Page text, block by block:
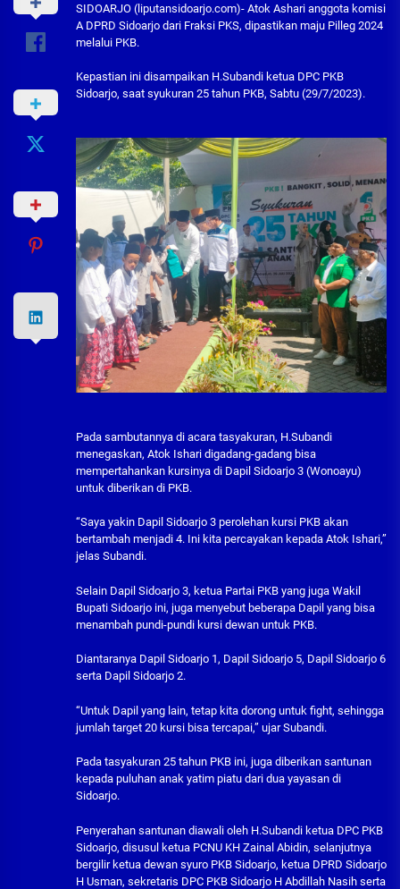
SIDOARJO (liputansidoarjo.com)- Atok Ashari anggota komisi
A DPRD Sidoarjo dari Fraksi PKS, dipastikan maju Pilleg 2024
melalui PKB.
Kepastian ini disampaikan H.Subandi ketua DPC PKB
Sidoarjo, saat syukuran 25 tahun PKB, Sabtu (29/7/2023).
Pada sambutannya di acara tasyakuran, H.Subandi
menegaskan, Atok Ishari digadang-gadang bisa
mempertahankan kursinya di Dapil Sidoarjo 3 (Wonoayu)
untuk diberikan di PKB.
“Saya yakin Dapil Sidoarjo 3 perolehan kursi PKB akan
bertambah menjadi 4. Ini kita percayakan kepada Atok Ishari,”
jelas Subandi.
Selain Dapil Sidoarjo 3, ketua Partai PKB yang juga Wakil
Bupati Sidoarjo ini, juga menyebut beberapa Dapil yang bisa
menambah pundi-pundi kursi dewan untuk PKB.
Diantaranya Dapil Sidoarjo 1, Dapil Sidoarjo 5, Dapil Sidoarjo 6
serta Dapil Sidoarjo 2.
“Untuk Dapil yang lain, tetap kita dorong untuk fight, sehingga
jumlah target 20 kursi bisa tercapai,” ujar Subandi.
Pada tasyakuran 25 tahun PKB ini, juga diberikan santunan
kepada puluhan anak yatim piatu dari dua yayasan di
Sidoarjo.
Penyerahan santunan diawali oleh H.Subandi ketua DPC PKB
Sidoarjo, disusul ketua PCNU KH Zainal Abidin, selanjutnya
bergilir ketua dewan syuro PKB Sidoarjo, ketua DPRD Sidoarjo
H Usman, sekretaris DPC PKB Sidoarjo H Abdillah Nasih serta